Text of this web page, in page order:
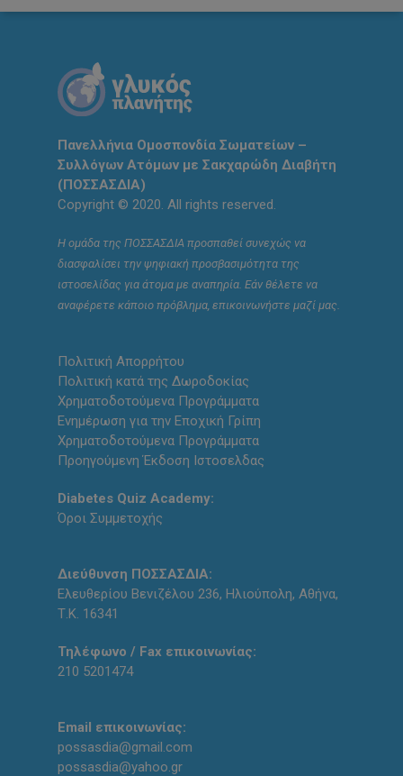
Πανελλήνια Ομοσπονδία Σωματείων –
Συλλόγων Ατόμων με Σακχαρώδη Διαβήτη
(ΠΟΣΣΑΣΔΙΑ)
Copyright © 2020. All rights reserved.
Η ομάδα της ΠΟΣΣΑΣΔΙΑ προσπαθεί συνεχώς να
διασφαλίσει την ψηφιακή προσβασιμότητα της
ιστοσελίδας για άτομα με αναπηρία. Εάν θέλετε να
αναφέρετε κάποιο πρόβλημα, επικοινωνήστε μαζί μας.
Πολιτική Απορρήτου
Πολιτική κατά της Δωροδοκίας
Χρηματοδοτούμενα Προγράμματα
Ενημέρωση για την Εποχική Γρίπη
Χρηματοδοτούμενα Προγράμματα
Προηγούμενη Έκδοση Ιστοσελδας
Diabetes Quiz Academy:
Όροι Συμμετοχής
Διεύθυνση ΠΟΣΣΑΣΔΙΑ:
Ελευθερίου Βενιζέλου 236, Ηλιούπολη, Αθήνα,
Τ.Κ. 16341
Τηλέφωνο / Fax επικοινωνίας:
210 5201474
Email επικοινωνίας:
possasdia@gmail.com
possasdia@yahoo.gr